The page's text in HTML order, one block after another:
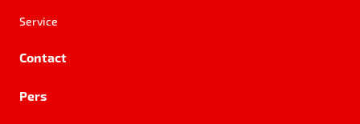
Service
Contact
Pers